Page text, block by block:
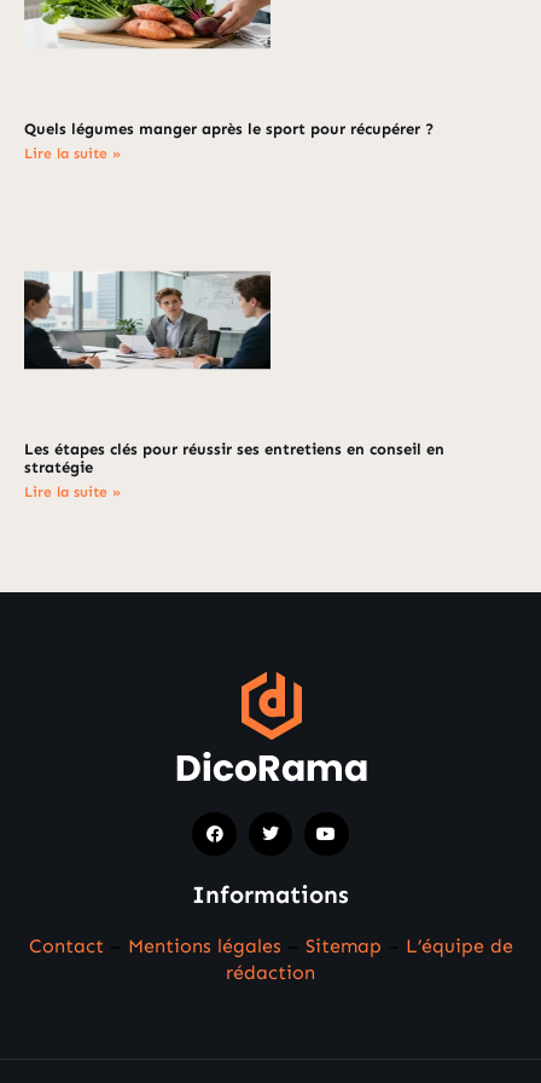
Quels légumes manger après le sport pour récupérer ?
Lire la suite »
Les étapes clés pour réussir ses entretiens en conseil en
stratégie
Lire la suite »
Informations
Contact Mentions légales Sitemap
L’équipe de
rédaction